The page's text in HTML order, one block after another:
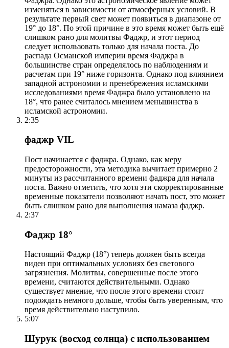
изменяться в зависимости от атмосферных условий. В
результате первый свет может появиться в диапазоне от
19° до 18°. По этой причине в это время может быть ещё
слишком рано для молитвы Фаджр, и этот период
следует использовать только для начала поста. До
распада Османской империи время Фаджра в
большинстве стран определялось по наблюдениям и
расчетам при 19° ниже горизонта. Однако под влиянием
западной астрономии и пренебрежения исламскими
исследованиями время Фаджра было установлено на
18°, что ранее считалось мнением меньшинства в
исламской астрономии.
2:35
фаджр VIL
Пост начинается с фаджра. Однако, как меру
предосторожности, эта методика вычитает примерно 2
минуты из рассчитанного времени фаджра для начала
поста. Важно отметить, что хотя эти скорректированные
временные показатели позволяют начать пост, это может
быть слишком рано для выполнения намаза фаджр.
2:37
Фаджр 18°
Настоящий Фаджр (18°) теперь должен быть всегда
виден при оптимальных условиях без светового
загрязнения. Молитвы, совершенные после этого
времени, считаются действительными. Однако
существует мнение, что после этого времени стоит
подождать немного дольше, чтобы быть уверенным, что
время действительно наступило.
5:07
Шурук (восход солнца) с использованием